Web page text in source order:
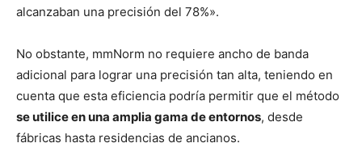
alcanzaban una precisión del 78%».
No obstante, mmNorm no requiere ancho de banda
adicional para lograr una precisión tan alta, teniendo en
cuenta que esta eficiencia podría permitir que el método
se utilice en una amplia gama de entornos, desde
fábricas hasta residencias de ancianos.